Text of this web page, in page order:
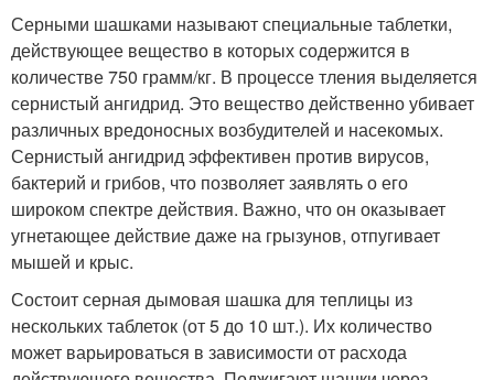
Серными шашками называют специальные таблетки,
действующее вещество в которых содержится в
количестве 750 грамм/кг. В процессе тления выделяется
сернистый ангидрид. Это вещество действенно убивает
различных вредоносных возбудителей и насекомых.
Сернистый ангидрид эффективен против вирусов,
бактерий и грибов, что позволяет заявлять о его
широком спектре действия. Важно, что он оказывает
угнетающее действие даже на грызунов, отпугивает
мышей и крыс.
Состоит серная дымовая шашка для теплицы из
нескольких таблеток (от 5 до 10 шт.). Их количество
может варьироваться в зависимости от расхода